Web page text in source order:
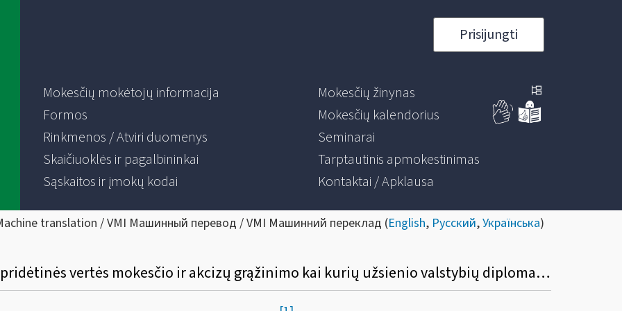
Prisijungti
Mokesčių mokėtojų informacija
Formos
Rinkmenos / Atviri duomenys
Skaičiuoklės ir pagalbininkai
Sąskaitos ir įmokų kodai
Mokesčių žinynas
Mokesčių kalendorius
Seminarai
Tarptautinis apmokestinimas
Kontaktai / Apklausa
translation / VMI Машинный перевод / VMI Машинний переклад (English, Русский,Українська)
Dėl palankesnių arba nepalankesnių pridėtinės vertės mokesčio ir akcizų grąžinimo kai kurių užsienio valstybių diplomatinėms atstovybėms taisyklių